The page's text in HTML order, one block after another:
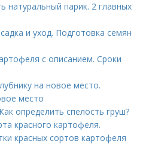
натуральный парик. 2 главных
и уход. Подготовка семян
с описанием. Сроки
на новое место.
место
определить спелость груш?
красного картофеля.
красных сортов картофеля